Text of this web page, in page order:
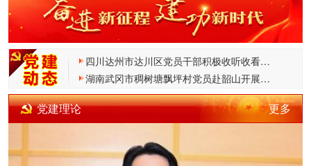
四川达州市达川区党员干部积极收听收看《党员星期天》
湖南武冈市稠树塘飘坪村党员赴韶山开展党日活动
黑龙江鹤岗市：打造“三大课堂” 推动党员教育提质增效
云南西双版纳州委老干部局开展“树立和践行正确政绩观”主题党日暨《杨善洲》观影活动
云南景洪：以“三提三抓”锻造过硬党员队伍
党建理论 更多